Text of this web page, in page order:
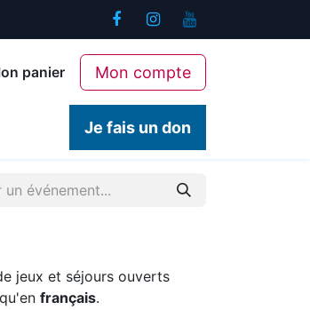
panier Mon compte
Je fais un don
jeux et séjours ouverts
qu'en français.